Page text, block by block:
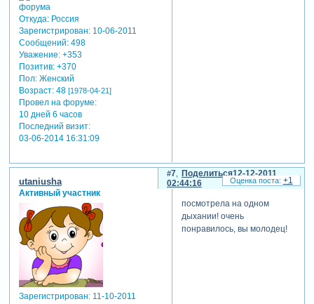
Откуда:Россия
Зарегистрирован: 10-06-2011
Сообщений:498
Уважение: +353
Позитив: +370
Пол:Женский
Возраст:48 [1978-04-21]
Провел на форуме:
10 дней 6 часов
Последний визит:
03-06-2014 16:31:09
Поделиться
7
12-12-2011
02:44:16
utaniusha
Активный участник
Зарегистрирован: 11-10-2011
посмотрела на одном
дыхании! очень
понравилось, вы молодец!
+1